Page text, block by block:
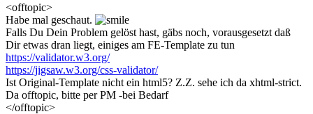
<offtopic>
Habe mal geschaut.
Falls Du Dein Problem gelöst hast, gäbs noch, vorausgesetzt daß
Dir etwas dran liegt, einiges am FE-Template zu tun
https://validator.w3.org/
https://jigsaw.w3.org/css-validator/
Ist Original-Template nicht ein html5? Z.Z. sehe ich da xhtml-strict.
Da offtopic, bitte per PM -bei Bedarf
</offtopic>